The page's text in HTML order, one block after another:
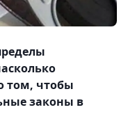
том, чтобы
законы в